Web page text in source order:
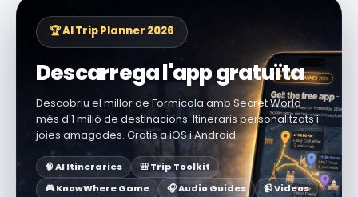
🏆 AI Trip Planner 2026
Descarrega l'app gratuïta
Descobriu el millor de Formicola amb Secret World —
més d'1 milió de destinacions. Itineraris personalitzats i
joies amagades. Gratis a iOS i Android.
🧠 AI Itineraries
🎒 Trip Toolkit
🎮 KnowWhere Game
🎧 Audio Guides 📹 Videos